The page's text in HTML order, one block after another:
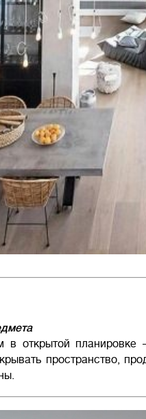
открытой планировке
пространство,